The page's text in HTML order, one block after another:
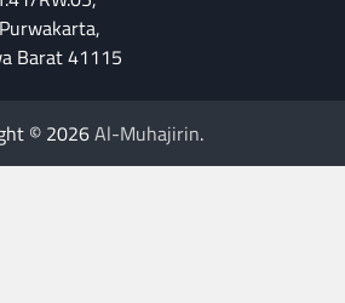
Barat 41115
© 2026Al-Muhajirin.